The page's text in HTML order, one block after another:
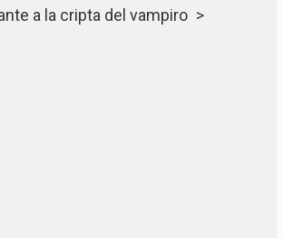
a la cripta del vampiro >